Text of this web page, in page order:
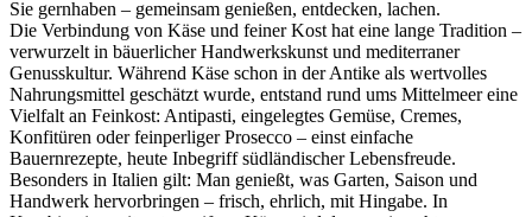
Sie gernhaben – gemeinsam genießen, entdecken, lachen.
Die Verbindung von Käse und feiner Kost hat eine lange Tradition –
verwurzelt in bäuerlicher Handwerkskunst und mediterraner
Genusskultur. Während Käse schon in der Antike als wertvolles
Nahrungsmittel geschätzt wurde, entstand rund ums Mittelmeer eine
Vielfalt an Feinkost: Antipasti, eingelegtes Gemüse, Cremes,
Konfitüren oder feinperliger Prosecco – einst einfache
Bauernrezepte, heute Inbegriff südländischer Lebensfreude.
Besonders in Italien gilt: Man genießt, was Garten, Saison und
Handwerk hervorbringen – frisch, ehrlich, mit Hingabe. In